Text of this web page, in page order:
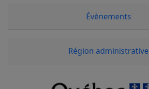
Évènements
Région administrative